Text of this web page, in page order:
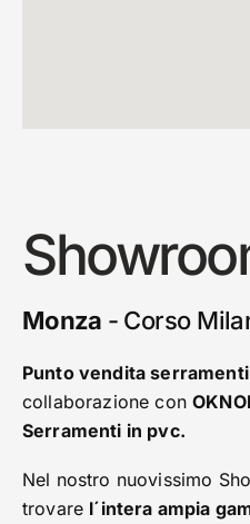
Monza - Corso
Punto vendita
collaborazione con
Serramenti in pvc.
Nel nostro nuovissimo
trovare l´intera ampia